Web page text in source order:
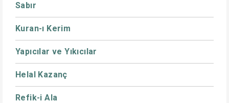
Sabır
Kuran-ı Kerim
Yapıcılar ve Yıkıcılar
Helal Kazanç
Refik-i Ala